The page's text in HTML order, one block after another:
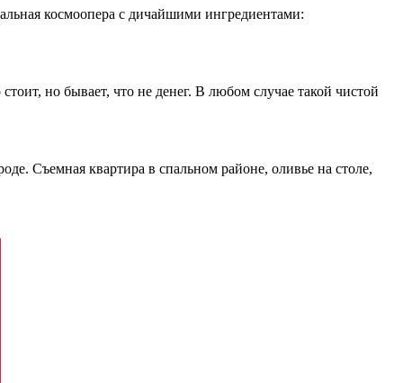
космоопера с дичайшими ингредиентами:
но бывает, что не денег. В любом случае такой чистой
Съемная квартира в спальном районе, оливье на столе,